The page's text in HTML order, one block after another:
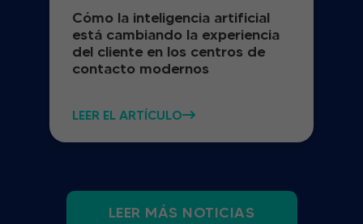
Cómo la inteligencia artificial
está cambiando la experiencia
del cliente en los centros de
contacto modernos
LEER EL ARTÍCULO
LEER MÁS NOTICIAS